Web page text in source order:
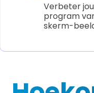
Verbeter
program
skerm-